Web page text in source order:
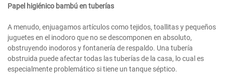
Papel higiénico bambú en tuberías
A menudo, enjuagamos artículos como tejidos, toallitas y pequeños
juguetes en el inodoro que no se descomponen en absoluto,
obstruyendo inodoros y fontanería de respaldo. Una tubería
obstruida puede afectar todas las tuberías de la casa, lo cual es
especialmente problemático si tiene un tanque séptico.